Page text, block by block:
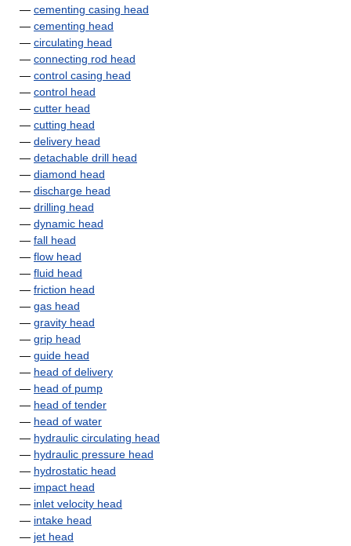
— cementing casing head
— cementing head
— circulating head
— connecting rod head
— control casing head
— control head
— cutter head
— cutting head
— delivery head
— detachable drill head
— diamond head
— discharge head
— drilling head
— dynamic head
— fall head
— flow head
— fluid head
— friction head
— gas head
— gravity head
— grip head
— guide head
— head of delivery
— head of pump
— head of tender
— head of water
— hydraulic circulating head
— hydraulic pressure head
— hydrostatic head
— impact head
— inlet velocity head
— intake head
— jet head